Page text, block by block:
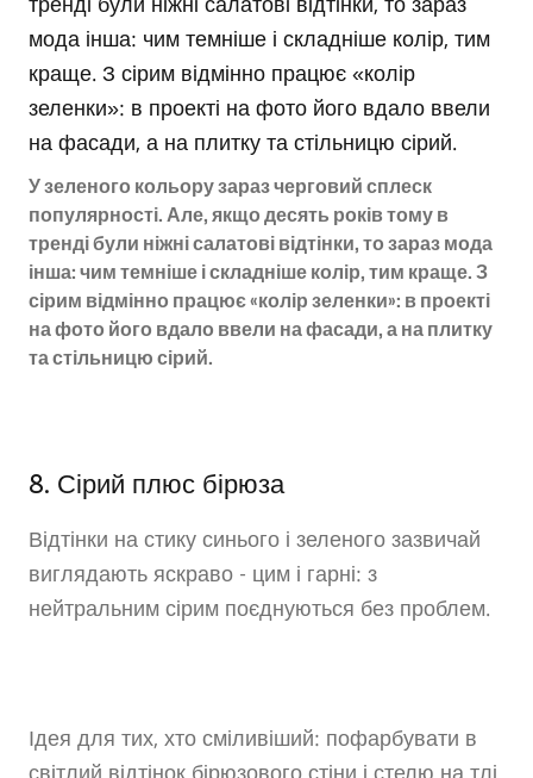
У зеленого кольору зараз черговий сплеск
популярності. Але, якщо десять років тому в
тренді були ніжні салатові відтінки, то зараз мода
інша: чим темніше і складніше колір, тим краще. З
сірим відмінно працює «колір зеленки»: в проекті
на фото його вдало ввели на фасади, а на плитку
та стільницю сірий.
8. Сірий плюс бірюза
Відтінки на стику синього і зеленого зазвичай
виглядають яскраво - цим і гарні: з
нейтральним сірим поєднуються без проблем.
Ідея для тих, хто сміливіший: пофарбувати в